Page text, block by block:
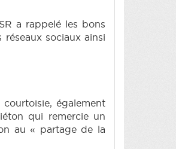
a rappelé les bons
sociaux ainsi
également
qui remercie un
au « partage de la